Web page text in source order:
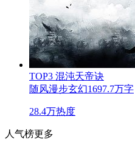
TOP3 混沌天帝诀
随风漫步玄幻1697.7万字
28.4万热度
人气榜更多